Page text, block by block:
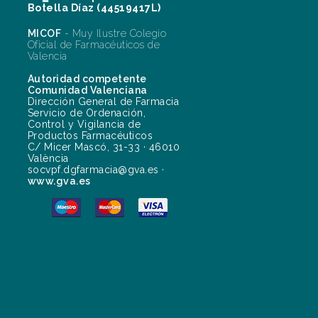
Botella Díaz (44519417L)
MICOF - Muy Ilustre Colegio
Oficial de Farmacéuticos de
Valencia
Autoridad competente
Comunidad Valenciana
Dirección General de Farmacia
Servicio de Ordenación,
Control y Vigilancia de
Productos Farmacéuticos
C/ Micer Mascó, 31-33 · 46010
València
socvpf.dgfarmacia@gva.es ·
www.gva.es